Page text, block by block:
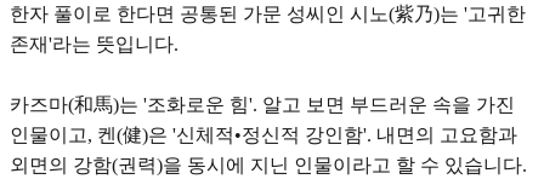
한자 풀이로 한다면 공통된 가문 성씨인 시노(紫乃)는 '고귀한
존재'라는 뜻입니다.
카즈마(和馬)는 '조화로운 힘'. 알고 보면 부드러운 속을 가진
인물이고, 켄(健)은 '신체적•정신적 강인함'. 내면의 고요함과
외면의 강함(권력)을 동시에 지닌 인물이라고 할 수 있습니다.